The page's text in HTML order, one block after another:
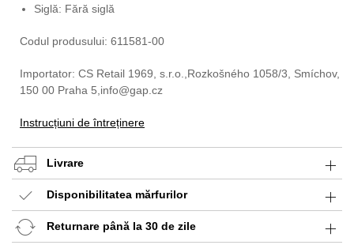
Siglă: Fără siglă
Codul produsului: 611581-00
Importator: CS Retail 1969, s.r.o.,Rozkošného 1058/3, Smíchov,
150 00 Praha 5,info@gap.cz
Instrucțiuni de întreținere
Livrare
Disponibilitatea mărfurilor
Returnare până la 30 de zile